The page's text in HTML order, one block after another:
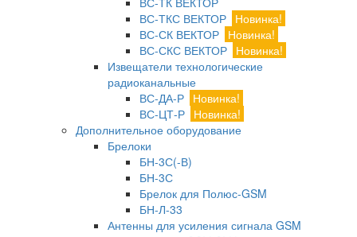
ВС-ТКС ВЕКТОР Новинка!
ВС-СК ВЕКТОР Новинка!
ВС-СКС ВЕКТОР Новинка!
Извещатели технологические
радиоканальные
ВС-ДА-Р Новинка!
ВС-ЦТ-Р Новинка!
Дополнительное оборудование
Брелоки
БН-3С(-В)
БН-3С
Брелок для Полюс-GSM
БН-Л-33
Антенны для усиления сигнала GSM